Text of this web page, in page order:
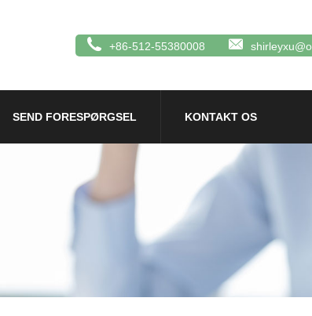
+86-512-55380008
SEND FORESPØRGSEL KONTAKT OS